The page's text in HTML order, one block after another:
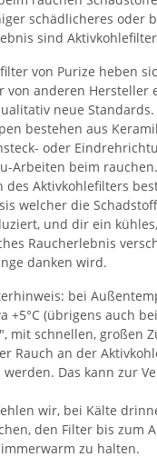
schädlicheres oder
sind Aktivkohlefilter
von Purize heben
von anderen Hersteller
neue Standards.
bestehen aus
oder
Arbeiten beim rauchen.
des Aktivkohlefilters
welcher die
und dir ein
Raucherlebnis
danken wird.
bei
+5°C (übrigens auch
mit schnellen, großen
Rauch an der
Das kann zur
wir, bei Kälte
den Filter bis zum
zu halten.